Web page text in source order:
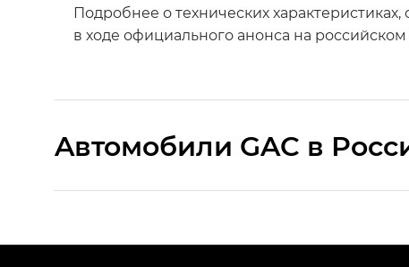
Подробнее о технических
в ходе официального анонса на
Aвтомобили GAC в